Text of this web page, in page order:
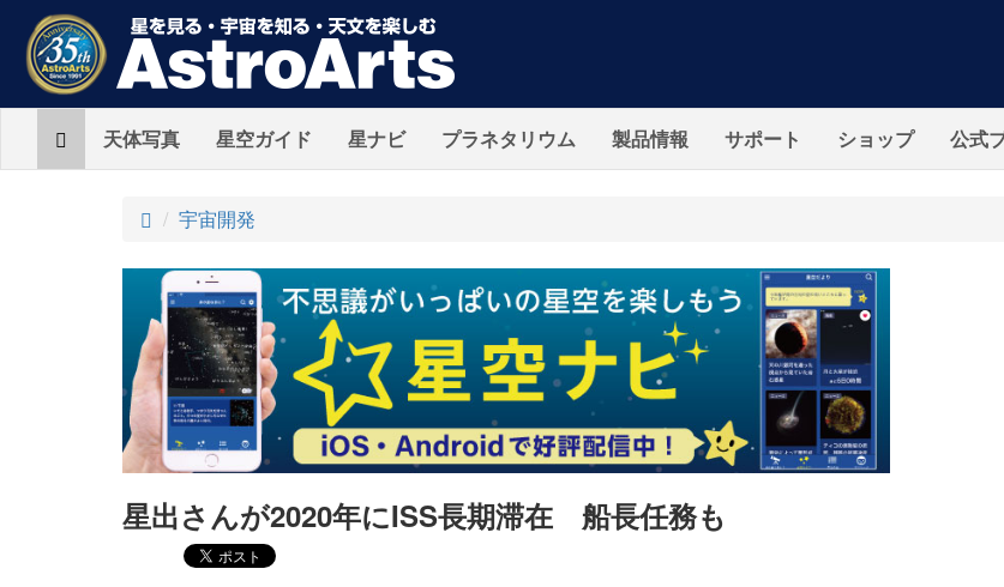
Home天体写真 星空ガイド 星ナビ プラネタリウム 製品情報 サポート ショップ 公式
ト
プ
宇宙開発
星出さんが2020年にISS長期滞在 船長任務も